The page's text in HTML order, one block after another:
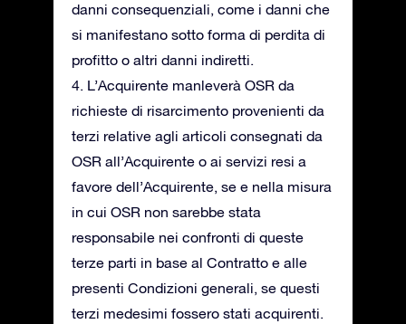
danni consequenziali, come i danni che
si manifestano sotto forma di perdita di
profitto o altri danni indiretti.
4. L’Acquirente manleverà OSR da
richieste di risarcimento provenienti da
terzi relative agli articoli consegnati da
OSR all’Acquirente o ai servizi resi a
favore dell’Acquirente, se e nella misura
in cui OSR non sarebbe stata
responsabile nei confronti di queste
terze parti in base al Contratto e alle
presenti Condizioni generali, se questi
terzi medesimi fossero stati acquirenti.